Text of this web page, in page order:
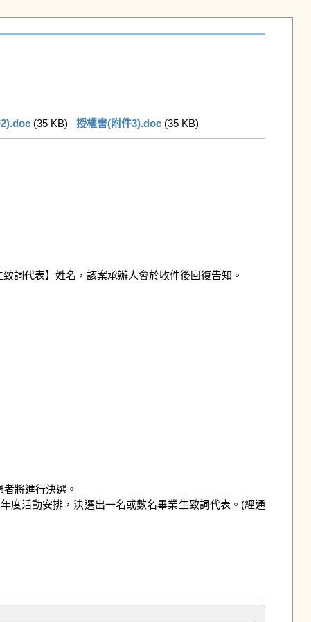
(35 KB) 授權書(附件3).doc (35 KB)
詞代表】姓名，該案承辦人會於收件後回復告知。
將進行決選。
度活動安排，決選出一名或數名畢業生致詞代表。(經通